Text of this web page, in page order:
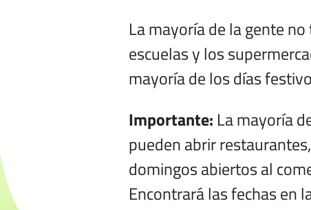
La mayoría de la gente
escuelas y los
mayoría de los días
Importante: La mayoría
pueden abrir
domingos abiertos al
Encontrará las fechas en